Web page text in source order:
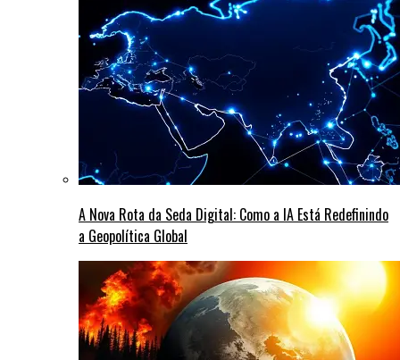
A Nova Rota da Seda Digital: Como a IA Está Redefinindo
a Geopolítica Global